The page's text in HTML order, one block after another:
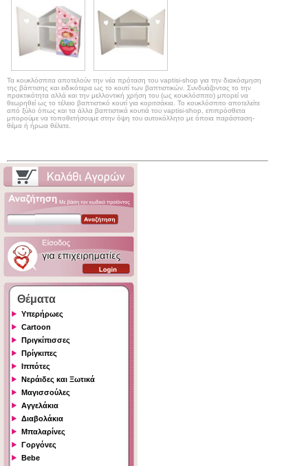
Τα κουκλόσπιτα αποτελούν την νέα πρόταση του vaptisi-shop για την διακόσμηση
της βάπτισης και ειδικότερα ως το κουτί των βαπτιστικών. Συνδυάζοντας το την
πρακτικότητα αλλά και την μελλοντική χρήση του (ως κουκλόσπιτο) μπορεί να
θεωρηθεί ως το τέλειο βαπτιστικό κουτί για κοριτσάκια. Το κουκλόσπιτο αποτελείτε
από ξύλο όπως και τα άλλα βαπτιστικά κουτιά του vaptisi-shop, επιπρόσθετα
μπορούμε να τοποθετήσουμε στην όψη του αυτοκόλλητο με όποια παράσταση-
θέμα ή ήρωα θέλετε.
Θέματα
Υπερήρωες
Cartoon
Πριγκίπισσες
Πρίγκιπες
Ιππότες
Νεράιδες και Ξωτικά
Μαγισσούλες
Αγγελάκια
Διαβολάκια
Μπαλαρίνες
Γοργόνες
Bebe